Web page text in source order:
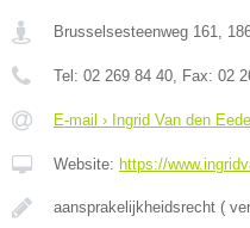
Brusselsesteenweg 161,
Tel: 02 269 84 40, Fax: 02
E-mail › Ingrid Van den Eede
Website: https://
aansprakelijkheidsrecht (